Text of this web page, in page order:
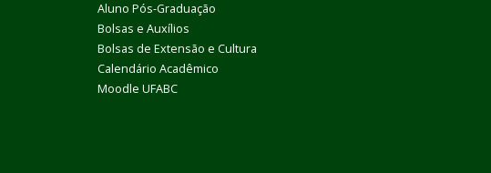
Aluno Pós-Graduação
Bolsas e Auxílios
Bolsas de Extensão e Cultura
Calendário Acadêmico
Moodle UFABC